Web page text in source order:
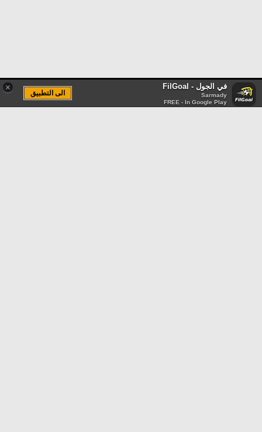
× في الجول - FilGoal
Sarmady
FREE - In Google Play
الى التطبيق